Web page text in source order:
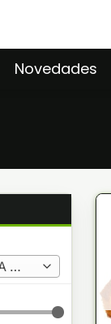
Novedades
SELECCIONA UNA CATEGORÍA